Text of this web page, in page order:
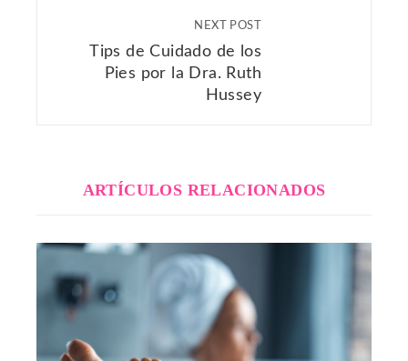
NEXT POST
Tips de Cuidado de los
Pies por la Dra. Ruth
Hussey
ARTÍCULOS RELACIONADOS